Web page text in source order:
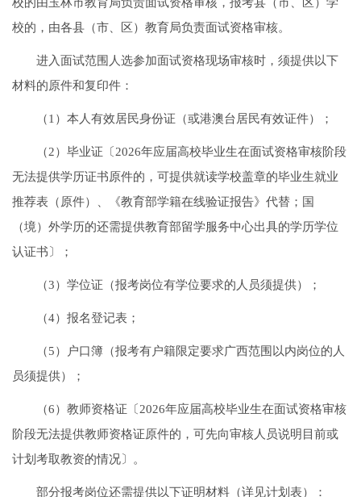
校的，由各县（市、区）教育局负责面试资格审核。
进入面试范围人选参加面试资格现场审核时，须提供以下
材料的原件和复印件：
（1）本人有效居民身份证（或港澳台居民有效证件）；
（2）毕业证〔2026年应届高校毕业生在面试资格审核阶段
无法提供学历证书原件的，可提供就读学校盖章的毕业生就业
推荐表（原件）、《教育部学籍在线验证报告》代替；国
（境）外学历的还需提供教育部留学服务中心出具的学历学位
认证书〕；
（3）学位证（报考岗位有学位要求的人员须提供）；
（4）报名登记表；
（5）户口簿（报考有户籍限定要求广西范围以内岗位的人
员须提供）；
（6）教师资格证〔2026年应届高校毕业生在面试资格审核
阶段无法提供教师资格证原件的，可先向审核人员说明目前或
计划考取教资的情况〕。
部分报考岗位还需提供以下证明材料（详见计划表）：